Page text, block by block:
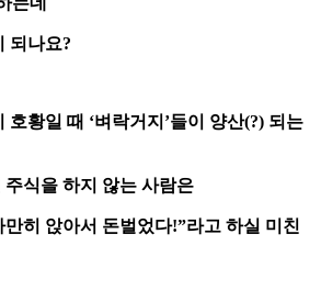
되나요?
호황일 때 ‘벼락거지’들이 양산(?) 되는
식을 하지 않는 사람은
히 앉아서 돈벌었다!”라고 하실 미친